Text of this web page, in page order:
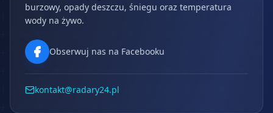
burzowy, opady deszczu, śniegu oraz temperatura
wody na żywo.
Obserwuj nas na Facebooku
kontakt@radary24.pl